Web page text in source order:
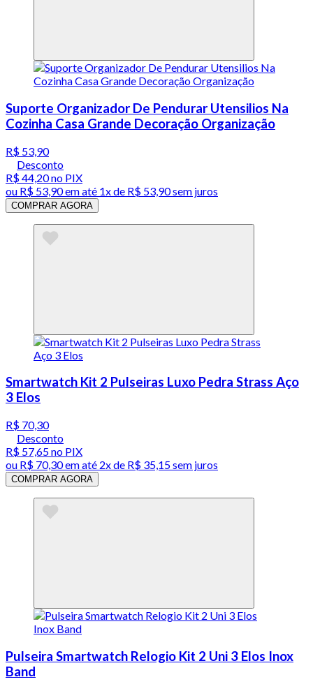
Suporte Organizador De Pendurar Utensilios Na
Cozinha Casa Grande Decoração Organização
R$ 53,90
Desconto
R$ 44,20no PIX
ou R$ 53,90em até 1x de R$ 53,90sem juros
COMPRAR AGORA
Smartwatch Kit 2 Pulseiras Luxo Pedra Strass Aço
3 Elos
R$ 70,30
Desconto
R$ 57,65no PIX
ou R$ 70,30em até 2x de R$ 35,15 sem juros
COMPRAR AGORA
Pulseira Smartwatch Relogio Kit 2 Uni 3 Elos Inox
Band